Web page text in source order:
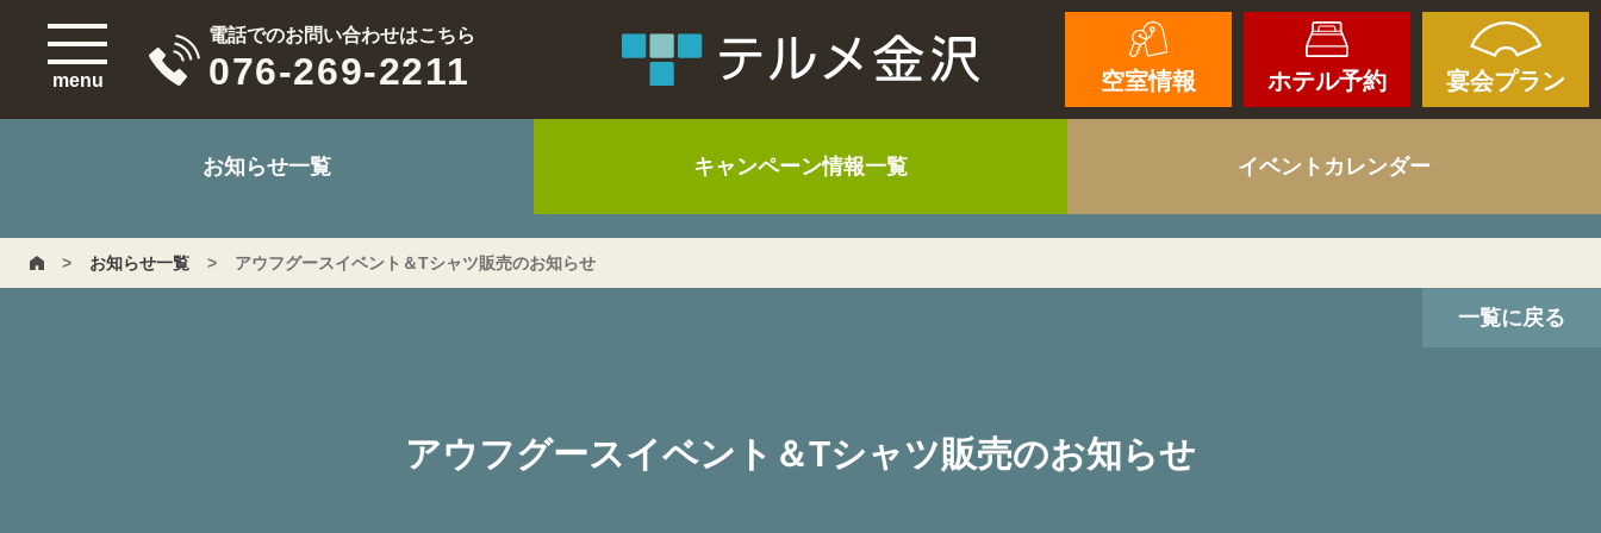
menu
電話でのお問い合わせはこちら
076-269-2211 空室情報 ホテル予約 宴会プラン
お知らせ一覧 キャンペーン情報一覧 イベントカレンダー
> お知らせ一覧 > アウフグースイベント＆Tシャツ販売のお知らせ
アウフグースイベント＆Tシャツ販売のお知らせ
一覧に戻る